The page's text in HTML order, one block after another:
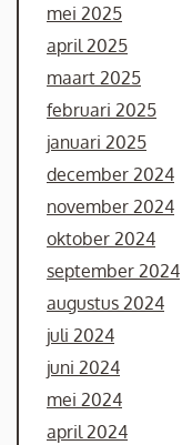
mei 2025
april 2025
maart 2025
februari 2025
januari 2025
december 2024
november 2024
oktober 2024
september 2024
augustus 2024
juli 2024
juni 2024
mei 2024
april 2024